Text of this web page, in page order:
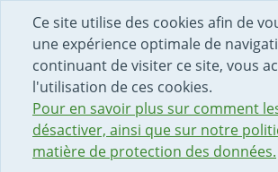
Ce site utilise des cookies afin de
une expérience optimale de
continuant de visiter ce site, vous
l'utilisation de ces cookies.
Pour en savoir plus sur comment
désactiver, ainsi que sur notre
matière de protection des données.
DÉBUT DU CONTENU DE LA PAGE
ACCÈS AU CHAMP DE RECHERCHE
PAGE D'ACCUEIL
FORMULAIRE DE CONTACT